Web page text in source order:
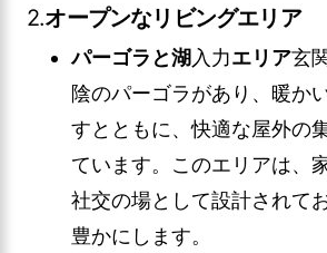
2.オープンなリビングエリア
パーゴラと湖 入力エリア玄
陰のパーゴラがあり、暖か
すとともに、快適な屋外の
ています。このエリアは、
社交の場として設計されて
豊かにします。